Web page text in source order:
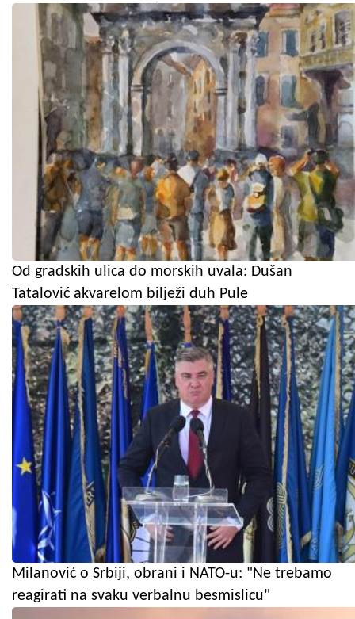
Od gradskih ulica do morskih uvala: Dušan
Tatalović akvarelom bilježi duh Pule
Milanović o Srbiji, obrani i NATO-u: "Ne trebamo
reagirati na svaku verbalnu besmislicu"